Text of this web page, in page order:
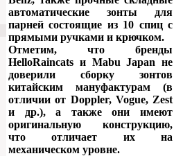
автоматические зонты для
парней состоящие из 10 спиц с
прямыми ручками и крючком.
Отметим, что бренды
HelloRaincats и Mabu Japan не
доверили сборку зонтов
китайским мануфактурам (в
отличии от Doppler, Vogue, Zest
и др.), а также они имеют
оригинальную конструкцию,
что отличает их на
механическом уровне.